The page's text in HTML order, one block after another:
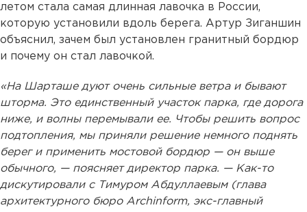
летом стала самая длинная лавочка в России,
которую установили вдоль берега. Артур Зиганшин
объяснил, зачем был установлен гранитный бордюр
и почему он стал лавочкой.
«На Шарташе дуют очень сильные ветра и бывают
шторма. Это единственный участок парка, где дорога
ниже, и волны перемывали ее. Чтобы решить вопрос
подтопления, мы приняли решение немного поднять
берег и применить мостовой бордюр — он выше
обычного, — поясняет директор парка. — Как-то
дискутировали с Тимуром Абдуллаевым (глава
архитектурного бюро Archinform, экс-главный